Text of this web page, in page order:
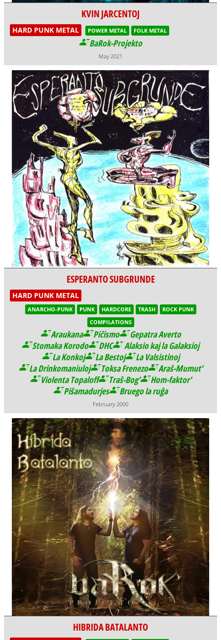
KVIN JARCENTOJ
HARD PUNK METAL POWER METAL FOLK METAL
BaRok-Projekto
May 2021
ESPERANTO SUBGRUNDE
HARD PUNK METAL
ANARCHO-PUNK PUNK HARDCORE TRASH
ROCK PUNK
COMPILATIONS
Araukana Piĉismo
Gepatra Averto
Stomaka Korodo
DHC
Alaksio kaj la Galaksioj
La Konkoj
La Bestoj
La Valsistinoj
La Drinkomaniuloj
Toksa Frenezo
Araŝ-Mumut'
Violenta Topaloff
Traŝ-Bog'
Hom-faktor'
Piŝamadurjes
Bruego la ruĝa
February 2000
HIBRIDA BATALANTO